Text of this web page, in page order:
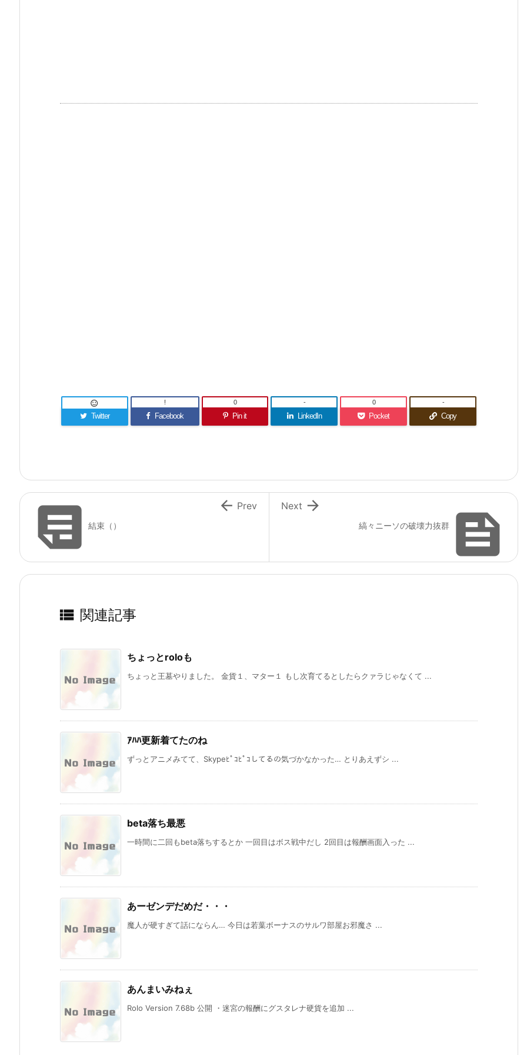
Twitter

Facebook
!
Pin it
0
LinkedIn
-
Pocket
0
Copy
-

縞々ニーソの破壊力抜群

Next
結束（）
 Prev
 関連記事
ちょっとroloも
ちょっと王墓やりました。 金貨１、マター１ もし次育てるとしたらクァラじゃなくて ...
ｱﾊﾊ更新着てたのね
ずっとアニメみてて、Skypeﾋﾟｺﾋﾟｺしてるの気づかなかった… とりあえずシ ...
beta落ち最悪
一時間に二回もbeta落ちするとか 一回目はボス戦中だし 2回目は報酬画面入った ...
あーゼンデだめだ・・・
魔人が硬すぎて話にならん… 今日は若葉ボーナスのサルワ部屋お邪魔さ ...
あんまいみねぇ
Rolo Version 7.68b 公開 ・迷宮の報酬にグスタレナ硬貨を追加 ...